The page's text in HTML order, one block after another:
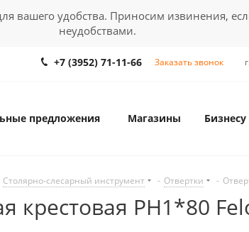
удобства. Приносим извинения,
неудобствами.
+7 (3952) 71-11-66 Заказать звонок
предложения Магазины Бизнесу
Столярно-слесарный инструмент - Отвертки -
крестовая PH1*80